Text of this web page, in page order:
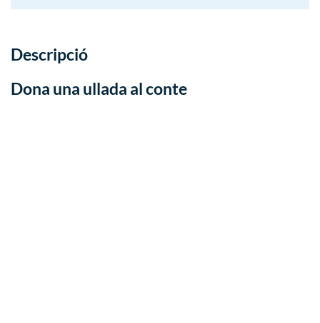
Descripció
Dona una ullada al conte